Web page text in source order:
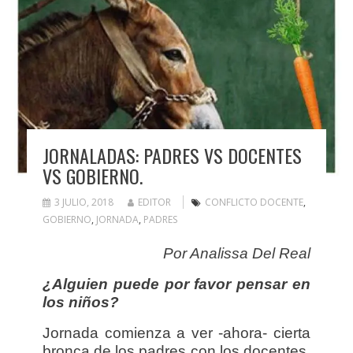
JORNALADAS: PADRES VS DOCENTES
VS GOBIERNO.
3 JULIO, 2018 EDITOR CONFLICTO DOCENTE,
GOBIERNO, JORNADA, PADRES
Por Analissa Del Real
¿Alguien puede por favor pensar en
los niños?
Jornada comienza a ver -ahora- cierta